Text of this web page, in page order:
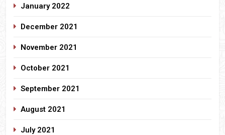
January 2022
December 2021
November 2021
October 2021
September 2021
August 2021
July 2021